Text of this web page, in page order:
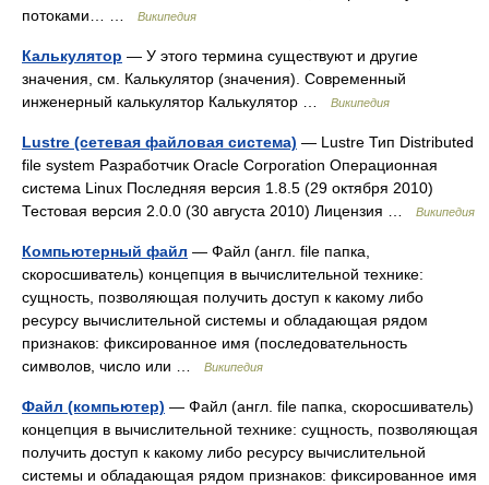
потоками… …
Википедия
Калькулятор — У этого термина существуют и другие
значения, см. Калькулятор (значения). Современный
инженерный калькулятор Калькулятор …
Википедия
Lustre (сетевая файловая система) — Lustre Тип Distributed
file system Разработчик Oracle Corporation Операционная
система Linux Последняя версия 1.8.5 (29 октября 2010)
Тестовая версия 2.0.0 (30 августа 2010) Лицензия …
Википедия
Компьютерный файл — Файл (англ. file папка,
скоросшиватель) концепция в вычислительной технике:
сущность, позволяющая получить доступ к какому либо
ресурсу вычислительной системы и обладающая рядом
признаков: фиксированное имя (последовательность
символов, число или …
Википедия
Файл (компьютер) — Файл (англ. file папка, скоросшиватель)
концепция в вычислительной технике: сущность, позволяющая
получить доступ к какому либо ресурсу вычислительной
системы и обладающая рядом признаков: фиксированное имя